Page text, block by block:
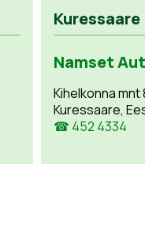
Kuressaare
Namset
Kihelkonna mnt
Kuressaare,
☎ 452 4334